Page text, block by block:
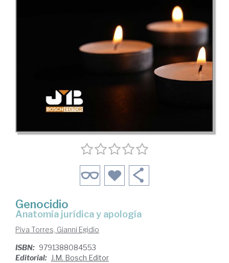
Genocidio
Anatomía jurídica y apología
Piva Torres, Gianni Egidio
ISBN: 9791388084553
Editorial: J.M. Bosch Editor